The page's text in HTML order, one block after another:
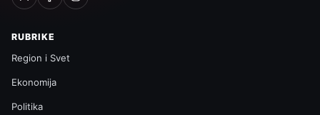
RUBRIKE
Region i Svet
Ekonomija
Politika